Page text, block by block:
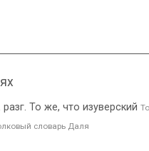
То же, что изуверский
словарь Даля